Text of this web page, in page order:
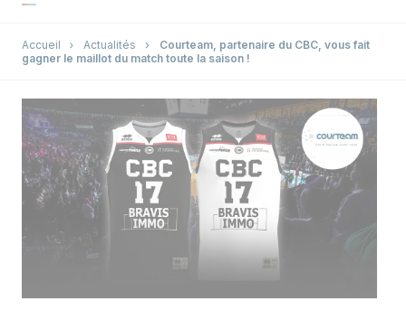
Accueil Actualités
Courteam, partenaire du CBC, vous fait
gagner le maillot du match toute la saison !